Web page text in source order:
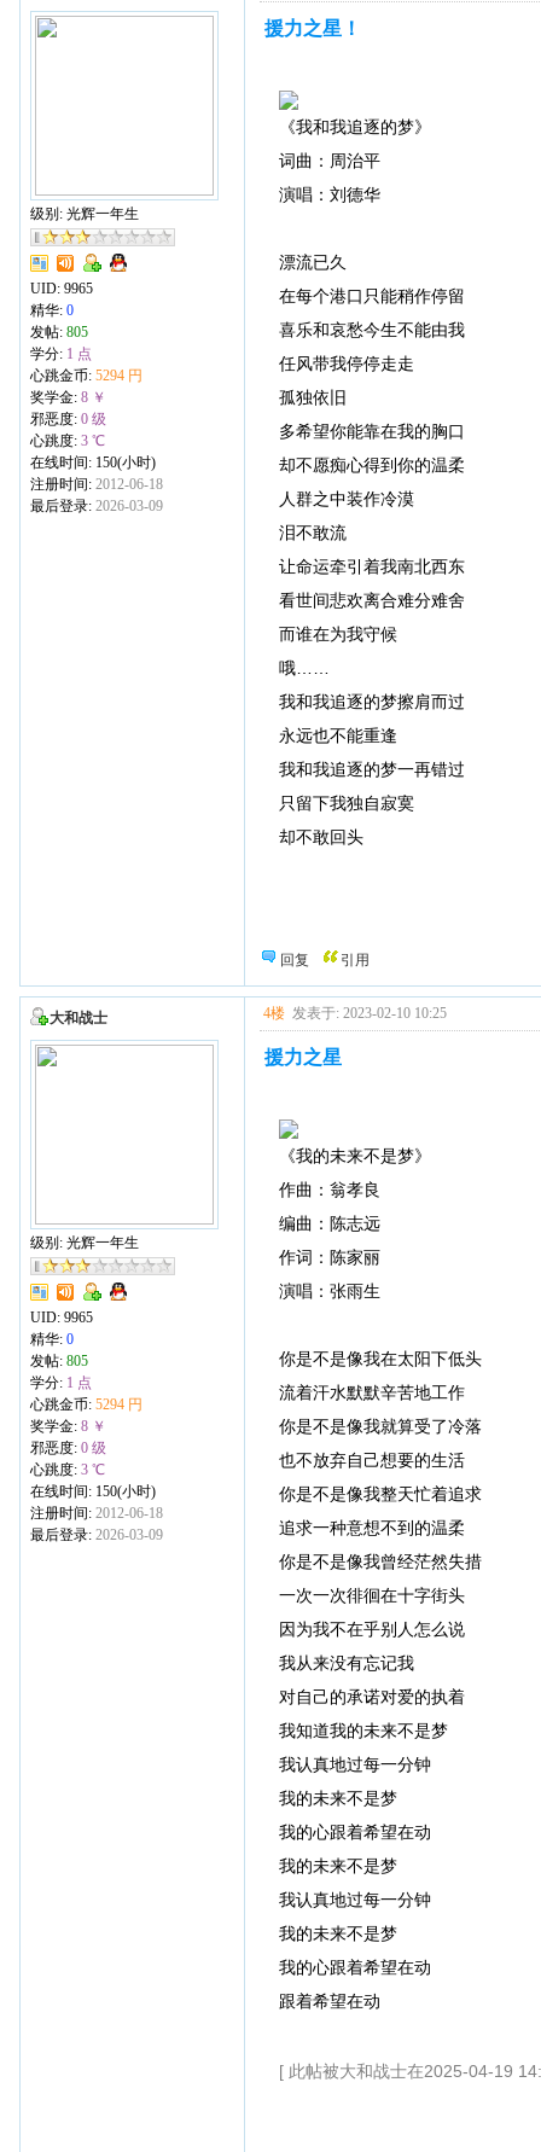
级别: 光辉一年生
UID: 9965
精华: 0
发帖: 805
学分: 1 点
心跳金币: 5294 円
奖学金: 8 ￥
邪恶度: 0 级
心跳度: 3 ℃
在线时间: 150(小时)
注册时间: 2012-06-18
最后登录: 2026-03-09
援力之星！
《我和我追逐的梦》
词曲：周治平
演唱：刘德华
漂流已久
在每个港口只能稍作停留
喜乐和哀愁今生不能由我
任风带我停停走走
孤独依旧
多希望你能靠在我的胸口
却不愿痴心得到你的温柔
人群之中装作冷漠
泪不敢流
让命运牵引着我南北西东
看世间悲欢离合难分难舍
而谁在为我守候
哦……
我和我追逐的梦擦肩而过
永远也不能重逢
我和我追逐的梦一再错过
只留下我独自寂寞
却不敢回头
回复 引用
大和战士
级别: 光辉一年生
UID: 9965
精华: 0
发帖: 805
学分: 1 点
心跳金币: 5294 円
奖学金: 8 ￥
邪恶度: 0 级
心跳度: 3 ℃
在线时间: 150(小时)
注册时间: 2012-06-18
最后登录: 2026-03-09
4楼 发表于: 2023-02-10 10:25
援力之星
《我的未来不是梦》
作曲：翁孝良
编曲：陈志远
作词：陈家丽
演唱：张雨生
你是不是像我在太阳下低头
流着汗水默默辛苦地工作
你是不是像我就算受了冷落
也不放弃自己想要的生活
你是不是像我整天忙着追求
追求一种意想不到的温柔
你是不是像我曾经茫然失措
一次一次徘徊在十字街头
因为我不在乎别人怎么说
我从来没有忘记我
对自己的承诺对爱的执着
我知道我的未来不是梦
我认真地过每一分钟
我的未来不是梦
我的心跟着希望在动
我的未来不是梦
我认真地过每一分钟
我的未来不是梦
我的心跟着希望在动
跟着希望在动
[ 此帖被大和战士在2025-04-19